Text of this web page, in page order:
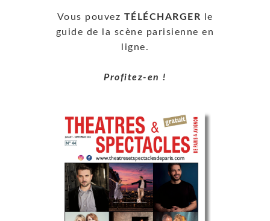
Vous pouvez TÉLÉCHARGER le
guide de la scène parisienne en
ligne.
Profitez-en !